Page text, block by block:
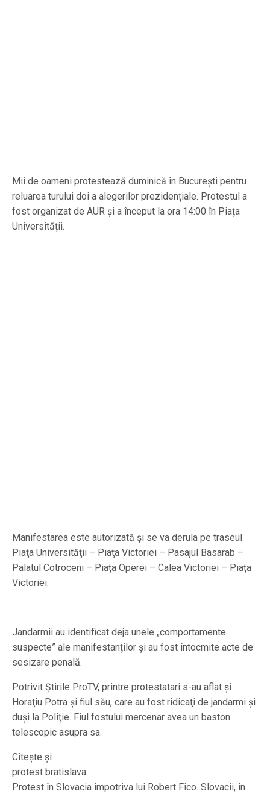
Mii de oameni protestează duminică în București pentru
reluarea turului doi a alegerilor prezidențiale. Protestul a
fost organizat de AUR și a început la ora 14:00 în Piața
Universității.
Manifestarea este autorizată şi se va derula pe traseul
Piaţa Universităţii – Piaţa Victoriei – Pasajul Basarab –
Palatul Cotroceni – Piaţa Operei – Calea Victoriei – Piaţa
Victoriei.
Jandarmii au identificat deja unele „comportamente
suspecte” ale manifestanților și au fost întocmite acte de
sesizare penală.
Potrivit Știrile ProTV, printre protestatari s-au aflat și
Horaţiu Potra şi fiul său, care au fost ridicaţi de jandarmi şi
duşi la Poliţie. Fiul fostului mercenar avea un baston
telescopic asupra sa.
Citește și
protest bratislava
Protest în Slovacia împotriva lui Robert Fico. Slovacii, în